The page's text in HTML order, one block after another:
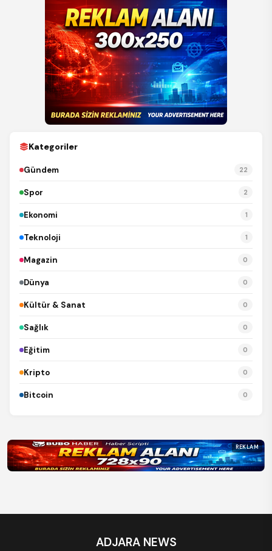
Kategoriler
Gündem 22
Spor 2
Ekonomi 1
Teknoloji 1
Magazin 0
Dünya 0
Kültür & Sanat 0
Sağlık 0
Eğitim 0
Kripto 0
Bitcoin 0
REKLAM
ADJARA NEWS